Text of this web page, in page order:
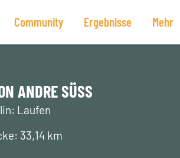
Community Ergebnisse Mehr
ANDRE SÜSS
Laufen
33,14 km